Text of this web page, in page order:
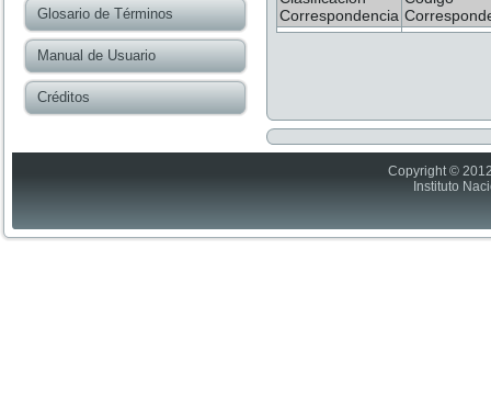
Glosario de Términos
Manual de Usuario
Créditos
Correspondencia
Copyright ©
Instituto